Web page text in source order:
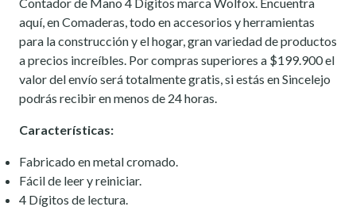
Contador de Mano 4 Dígitos marca Wolfox. Encuentra
aquí, en Comaderas, todo en accesorios y herramientas
para la construcción y el hogar, gran variedad de productos
a precios increíbles. Por compras superiores a $199.900 el
valor del envío será totalmente gratis, si estás en Sincelejo
podrás recibir en menos de 24 horas.
Características:
Fabricado en metal cromado.
Fácil de leer y reiniciar.
4 Dígitos de lectura.